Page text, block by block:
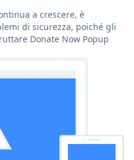
a crescere, è
di sicurezza, poiché gli
Donate Now Popup